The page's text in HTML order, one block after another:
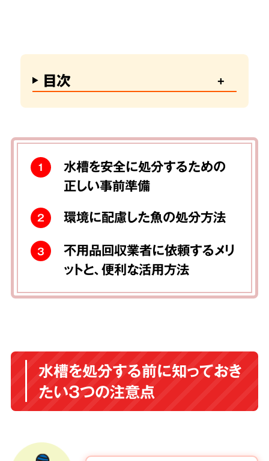
目次
1
水槽を安全に処分するための
正しい事前準備
2 環境に配慮した魚の処分方法
3
不用品回収業者に依頼するメリ
ットと、便利な活用方法
水槽を処分する前に知っておき
たい3つの注意点